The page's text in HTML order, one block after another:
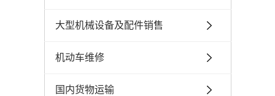
大型机械设备及配件销售
机动车维修
国内货物运输